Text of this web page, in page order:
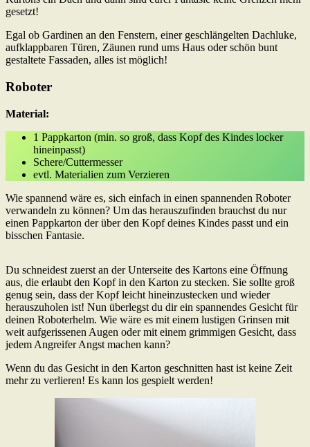
gesetzt!
Egal ob Gardinen an den Fenstern, einer geschlängelten Dachluke,
aufklappbaren Türen, Zäunen rund ums Haus oder schön bunt
gestaltete Fassaden, alles ist möglich!
Roboter
Material:
1 Pappkarton (min. so groß, dass Kopf des Kindes locker
hineinpasst)
Schere/Cuttermesser
evtl. Materialien zum Verzieren
Wie spannend wäre es, sich einfach in einen spannenden Roboter
verwandeln zu können? Um das herauszufinden brauchst du nur
einen Pappkarton der über den Kopf deines Kindes passt und ein
bisschen Fantasie.
Du schneidest zuerst an der Unterseite des Kartons eine Öffnung
aus, die erlaubt den Kopf in den Karton zu stecken. Sie sollte groß
genug sein, dass der Kopf leicht hineinzustecken und wieder
herauszuholen ist! Nun überlegst du dir ein spannendes Gesicht für
deinen Roboterhelm. Wie wäre es mit einem lustigen Grinsen mit
weit aufgerissenen Augen oder mit einem grimmigen Gesicht, dass
jedem Angreifer Angst machen kann?
Wenn du das Gesicht in den Karton geschnitten hast ist keine Zeit
mehr zu verlieren! Es kann los gespielt werden!